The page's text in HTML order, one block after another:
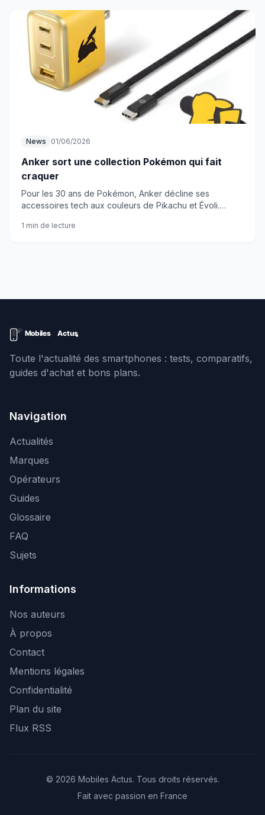
News 01/06/2026
Anker sort une collection Pokémon qui fait
craquer
Pour les 30 ans de Pokémon, Anker décline ses
accessoires tech aux couleurs de Pikachu et Évoli.
faire fondre votre portefeuille.
1 min de lecture
Toute l'actualité des smartphones : tests, comparatifs,
guides d'achat et bons plans.
Navigation
Actualités
Marques
Opérateurs
Guides
Glossaire
FAQ
Sujets
Informations
Nos auteurs
À propos
Contact
Mentions légales
Confidentialité
Plan du site
Flux RSS
© 2026 Mobiles Actus. Tous droits réservés.
Fait avec passion en France